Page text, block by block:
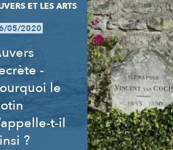
ET LES ARTS
05/2020
-
le
t-il
?